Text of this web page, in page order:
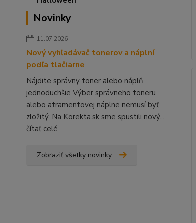
Novinky
11.07.2026
Nový vyhľadávač tonerov a náplní
podľa tlačiarne
Nájdite správny toner alebo náplň
jednoduchšie Výber správneho toneru
alebo atramentovej náplne nemusí byť
zložitý. Na Korekta.sk sme spustili nový...
čítať celé
Zobraziť všetky novinky